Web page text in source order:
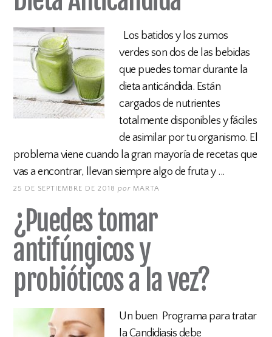
Los batidos y los zumos
verdes son dos de las bebidas
que puedes tomar durante la
dieta anticándida. Están
cargados de nutrientes
totalmente disponibles y fáciles
de asimilar por tu organismo. El
problema viene cuando la gran mayoría de recetas que
vas a encontrar, llevan siempre algo de fruta y ...
25 DE SEPTIEMBRE DE 2018 por MARTA
¿Puedes tomar
antifúngicos y
probióticos a la vez?
Un buen Programa para tratar
la Candidiasis debe